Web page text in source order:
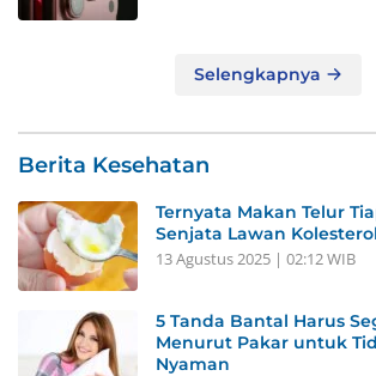
Selengkapnya
Berita Kesehatan
Ternyata Makan Telur
Senjata Lawan
13 Agustus 2025 | 02:12 WIB
5 Tanda Bantal Harus
Menurut Pakar untuk
Nyaman